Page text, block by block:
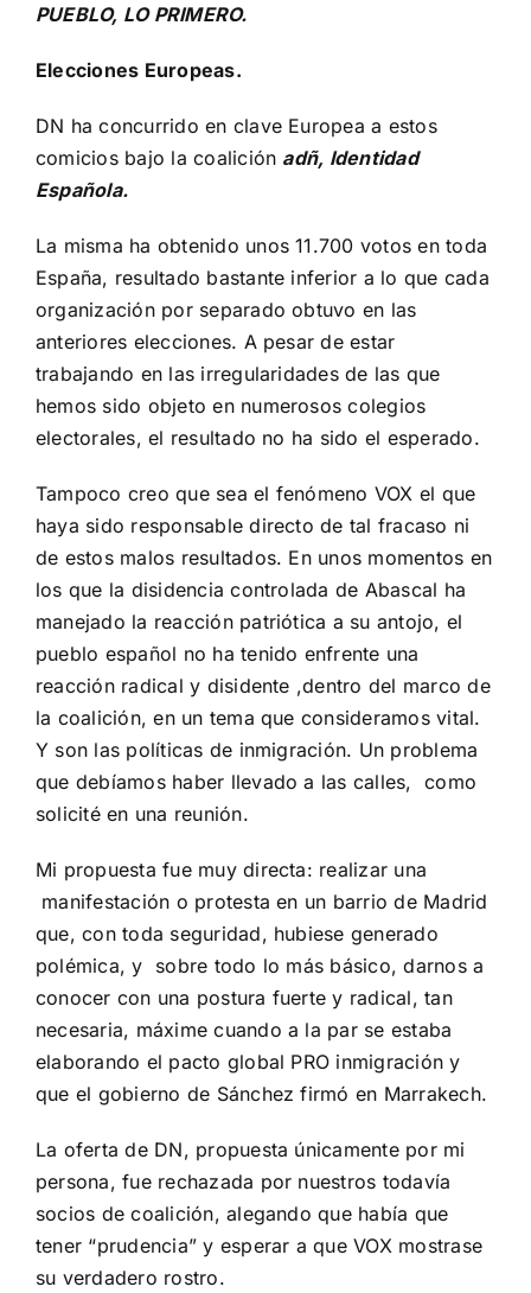
PUEBLO, LO PRIMERO.
Elecciones Europeas.
DN ha concurrido en clave Europea a estos
comicios bajo la coalición adñ, Identidad
Española.
La misma ha obtenido unos 11.700 votos en toda
España, resultado bastante inferior a lo que cada
organización por separado obtuvo en las
anteriores elecciones. A pesar de estar
trabajando en las irregularidades de las que
hemos sido objeto en numerosos colegios
electorales, el resultado no ha sido el esperado.
Tampoco creo que sea el fenómeno VOX el que
haya sido responsable directo de tal fracaso ni
de estos malos resultados. En unos momentos en
los que la disidencia controlada de Abascal ha
manejado la reacción patriótica a su antojo, el
pueblo español no ha tenido enfrente una
reacción radical y disidente ,dentro del marco de
la coalición, en un tema que consideramos vital.
Y son las políticas de inmigración. Un problema
que debíamos haber llevado a las calles, como
solicité en una reunión.
Mi propuesta fue muy directa: realizar una
manifestación o protesta en un barrio de Madrid
que, con toda seguridad, hubiese generado
polémica, y sobre todo lo más básico, darnos a
conocer con una postura fuerte y radical, tan
necesaria, máxime cuando a la par se estaba
elaborando el pacto global PRO inmigración y
que el gobierno de Sánchez firmó en Marrakech.
La oferta de DN, propuesta únicamente por mi
persona, fue rechazada por nuestros todavía
socios de coalición, alegando que había que
tener “prudencia” y esperar a que VOX mostrase
su verdadero rostro.